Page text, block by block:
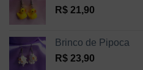
R$ 21,90
Brinco de Pipoca
R$ 23,90